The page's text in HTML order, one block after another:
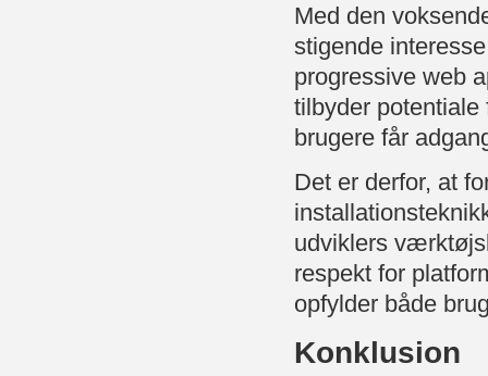
Med den
stigende
progressive web
tilbyder
brugere får
Det er derfor, at
udviklers
respekt for
opfylder både
Konklusion